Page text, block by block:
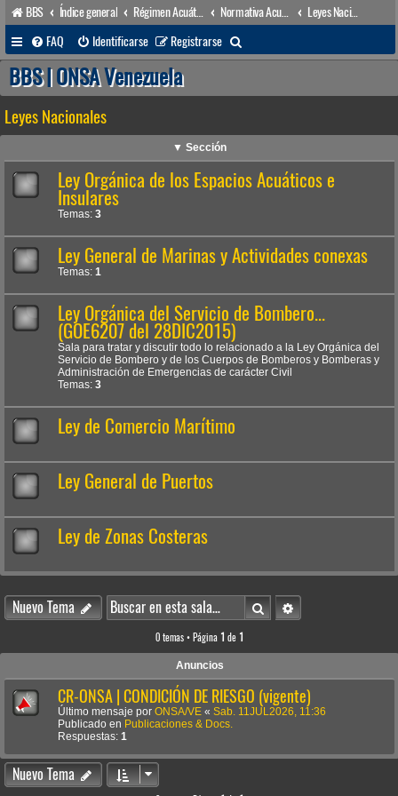
BBS Índice general
Leyes Nacionales
FAQ
Identificarse Registrarse
u
a
r
BBS | ONSA Venezuela
Leyes Nacionales
▼ Sección
Ley Orgánica de los Espacios Acuáticos e
Insulares
Temas: 3
Ley General de Marinas y Actividades conexas
Temas: 1
Ley Orgánica del Servicio de Bombero...
(GOE6207 del 28DIC2015)
Sala para tratar y discutir todo lo relacionado a la Ley Orgánica del
Servicio de Bombero y de los Cuerpos de Bomberos y Bomberas y
Administración de Emergencias de carácter Civil
Temas: 3
Ley de Comercio Marítimo
Ley General de Puertos
Ley de Zonas Costeras
Nuevo Tema BuscarBúsqueda avanzada
0 temas • Página 1 de 1
Anuncios
CR-ONSA | CONDICIÓN DE RIESGO (vigente)
Último mensaje por ONSA/VE « Sab. 11JUL2026, 11:36
Publicado en Publicaciones & Docs.
Respuestas: 1
Nuevo Tema